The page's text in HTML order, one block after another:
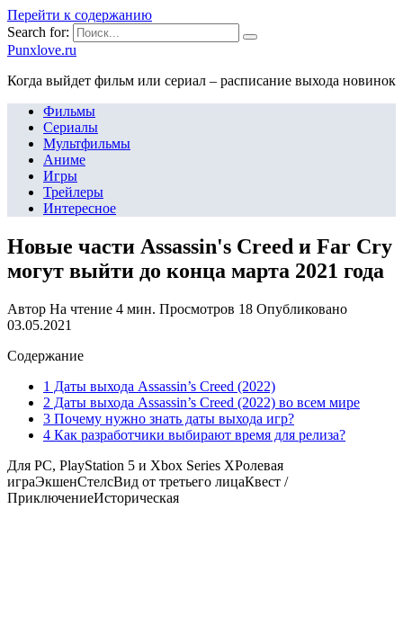
Перейти к содержанию
Search for:
Punxlove.ru
Когда выйдет фильм или сериал – расписание выхода новинок
Фильмы
Сериалы
Мультфильмы
Аниме
Игры
Трейлеры
Интересное
Новые части Assassin's Creed и Far Cry
могут выйти до конца марта 2021 года
Автор На чтение 4 мин. Просмотров 18 Опубликовано
03.05.2021
Содержание
1 Даты выхода Assassin’s Creed (2022)
2 Даты выхода Assassin’s Creed (2022) во всем мире
3 Почему нужно знать даты выхода игр?
4 Как разработчики выбирают время для релиза?
Для PC, PlayStation 5 и Xbox Series XРолевая
играЭкшенСтелсВид от третьего лицаКвест /
ПриключениеИсторическая